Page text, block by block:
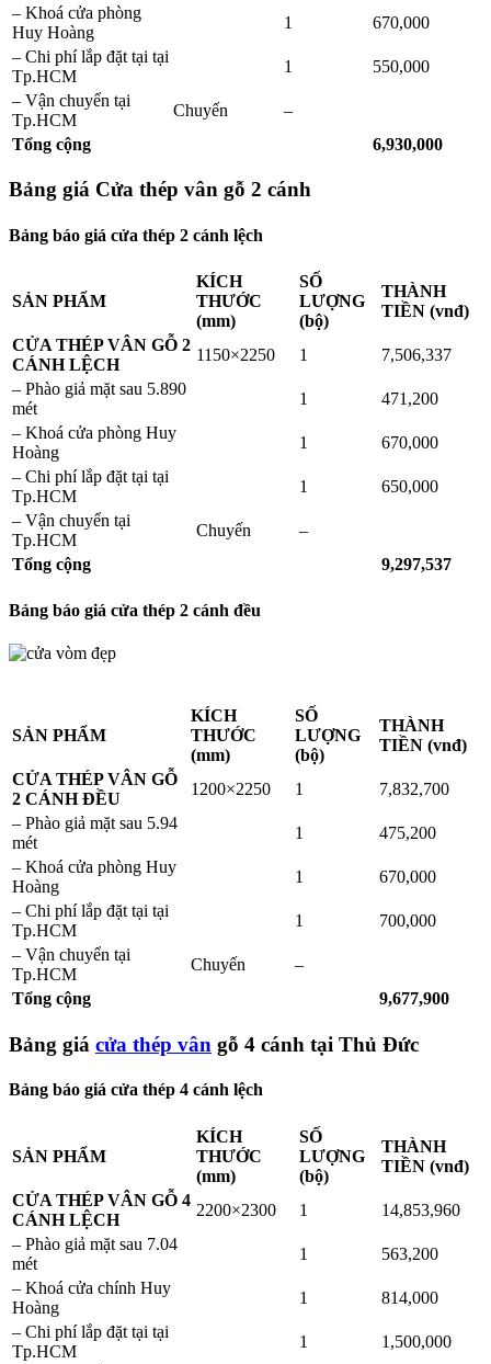
– Khoá cửa phòng
Huy Hoàng
1
670,000
– Chi phí lắp đặt tại tại
Tp.HCM
1
550,000
– Vận chuyển tại
Tp.HCM
Chuyến
–
Tổng cộng
6,930,000
Bảng giá Cửa thép vân gỗ 2 cánh
Bảng báo giá cửa thép 2 cánh lệch
SẢN PHẨM
KÍCH
THƯỚC
(mm)
SỐ
LƯỢNG
(bộ)
THÀNH
TIỀN (vnđ)
CỬA THÉP VÂN GỖ 2
CÁNH LỆCH
1150×2250 1
7,506,337
– Phào giả mặt sau 5.890
mét
1
471,200
– Khoá cửa phòng Huy
Hoàng
1
670,000
– Chi phí lắp đặt tại tại
Tp.HCM
1
650,000
– Vận chuyển tại
Tp.HCM
Chuyến
–
Tổng cộng
9,297,537
Bảng báo giá cửa thép 2 cánh đều
SẢN PHẨM
KÍCH
THƯỚC
(mm)
SỐ
LƯỢNG
(bộ)
THÀNH
TIỀN (vnđ)
CỬA THÉP VÂN GỖ
2 CÁNH ĐỀU
1200×2250 1
7,832,700
– Phào giả mặt sau 5.94
mét
1
475,200
– Khoá cửa phòng Huy
Hoàng
1
670,000
– Chi phí lắp đặt tại tại
Tp.HCM
1
700,000
– Vận chuyển tại
Tp.HCM
Chuyến
–
Tổng cộng
9,677,900
Bảng giá cửa thép vân gỗ 4 cánh tại Thủ Đức
Bảng báo giá cửa thép 4 cánh lệch
SẢN PHẨM
KÍCH
THƯỚC
(mm)
SỐ
LƯỢNG
(bộ)
THÀNH
TIỀN (vnđ)
CỬA THÉP VÂN GỖ 4
CÁNH LỆCH
2200×2300 1
14,853,960
– Phào giả mặt sau 7.04
mét
1
563,200
– Khoá cửa chính Huy
Hoàng
1
814,000
– Chi phí lắp đặt tại tại
Tp.HCM
1
1,500,000